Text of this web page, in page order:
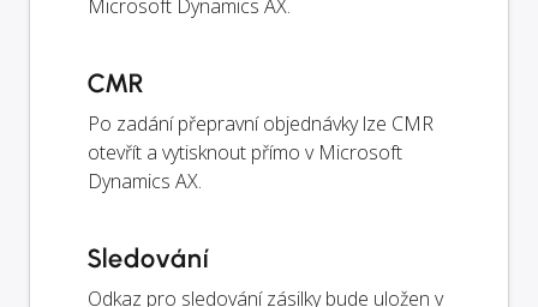
Microsoft Dynamics AX.
CMR
Po zadání přepravní objednávky lze CMR
otevřít a vytisknout přímo v Microsoft
Dynamics AX.
Sledování
Odkaz pro sledování zásilky bude uložen v